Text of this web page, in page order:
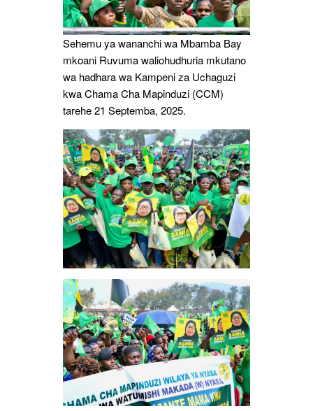
Sehemu ya wananchi wa Mbamba Bay
mkoani Ruvuma waliohudhuria mkutano
wa hadhara wa Kampeni za Uchaguzi
kwa Chama Cha Mapinduzi (CCM)
tarehe 21 Septemba, 2025.